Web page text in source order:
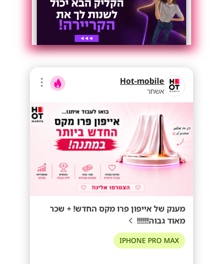
Hot-mobile
אשחר
מענק של אייפון פרו מקס החדש! + שכר
מאוד גבוה!!!!!!
IPHONE PRO MAX